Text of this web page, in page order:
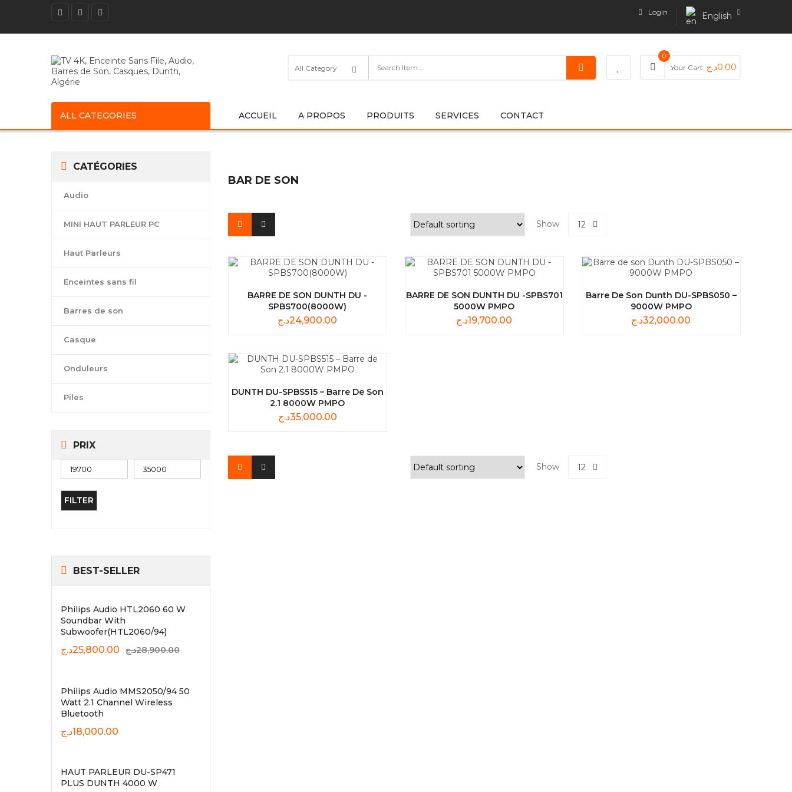
English
Login
0
Your Cart: 0.00د.ج
ALL CATEGORIES ACCUEIL A PROPOS PRODUITS SERVICES CONTACT
CATÉGORIES
Audio
MINI HAUT PARLEUR PC
Haut Parleurs
Enceintes sans fil
Barres de son
Casque
Onduleurs
Piles
PRIX
FILTER
BEST-SELLER
Philips Audio HTL2060 60 W
Soundbar With
Subwoofer(HTL2060/94)
28,900.00د.ج
Original
28,900.00د.ج.
25,800.00د.ج
Current
Philips Audio MMS2050/94 50
Watt 2.1 Channel Wireless
Bluetooth
18,000.00د.ج
HAUT PARLEUR DU-SP471
PLUS DUNTH 4000 W
BAR DE SON
Show 12
BARRE DE SON DUNTH DU -
SPBS700(8000W)
24,900.00د.ج
BARRE DE SON DUNTH DU -SPBS701
5000W PMPO
19,700.00د.ج
Barre De Son Dunth DU-SPBS050 –
9000W PMPO
32,000.00د.ج
DUNTH DU-SPBS515 – Barre De Son
2.1 8000W PMPO
35,000.00د.ج
Show 12